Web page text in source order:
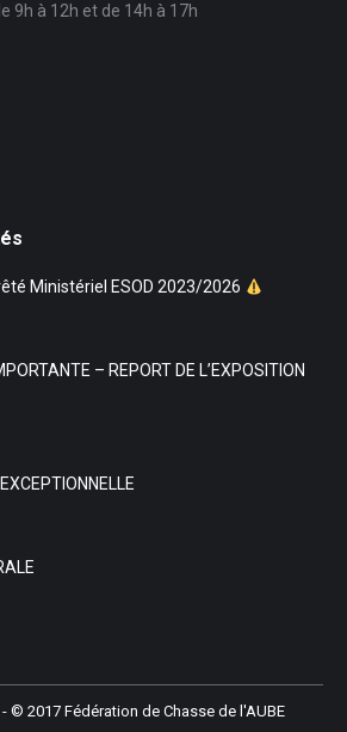
9h à 12h et de 14h à 17h
Ministériel ESOD 2023/2026
– REPORT DE L’EXPOSITION
© 2017 Fédération de Chasse de l'AUBE